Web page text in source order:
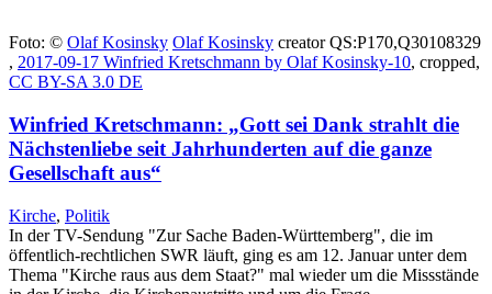
Foto: © Olaf Kosinsky Olaf Kosinsky creator QS:P170,Q30108329
, 2017-09-17 Winfried Kretschmann by Olaf Kosinsky-10, cropped,
CC BY-SA 3.0 DE
Winfried Kretschmann: „Gott sei Dank strahlt die
Nächstenliebe seit Jahrhunderten auf die ganze
Gesellschaft aus“
Kirche, Politik
In der TV-Sendung "Zur Sache Baden-Württemberg", die im
öffentlich-rechtlichen SWR läuft, ging es am 12. Januar unter dem
Thema "Kirche raus aus dem Staat?" mal wieder um die Missstände